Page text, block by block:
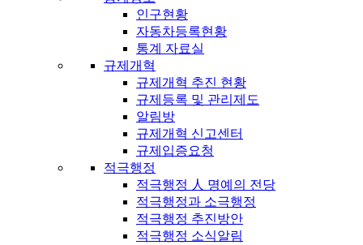
인구현황
자동차등록현황
통계 자료실
규제개혁
규제개혁 추진 현황
규제등록 및 관리제도
알림방
규제개혁 신고센터
규제입증요청
적극행정
적극행정 人 명예의 전당
적극행정과 소극행정
적극행정 추진방안
적극행정 소식알림